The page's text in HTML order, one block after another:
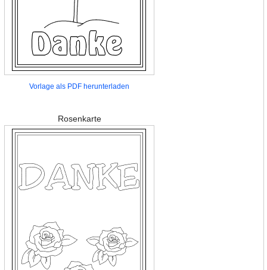
Vorlage als PDF herunterladen
Rosenkarte